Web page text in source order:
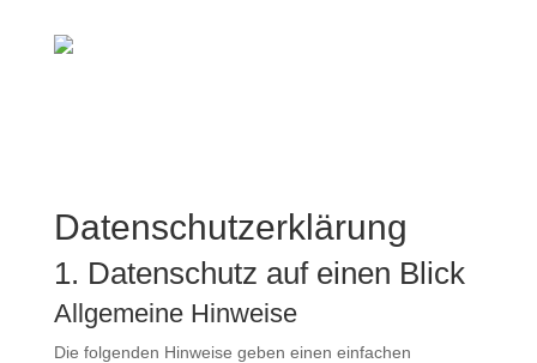
Datenschutz­erklärung
1. Datenschutz auf einen Blick
Allgemeine Hinweise
Die folgenden Hinweise geben einen einfachen